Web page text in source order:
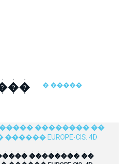
� �����
�������� ��